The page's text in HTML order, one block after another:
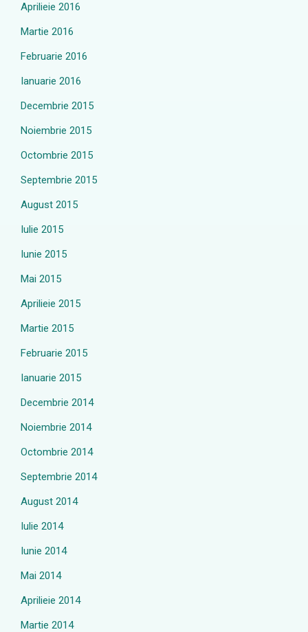
Aprilieie 2016
Martie 2016
Februarie 2016
Ianuarie 2016
Decembrie 2015
Noiembrie 2015
Octombrie 2015
Septembrie 2015
August 2015
Iulie 2015
Iunie 2015
Mai 2015
Aprilieie 2015
Martie 2015
Februarie 2015
Ianuarie 2015
Decembrie 2014
Noiembrie 2014
Octombrie 2014
Septembrie 2014
August 2014
Iulie 2014
Iunie 2014
Mai 2014
Aprilieie 2014
Martie 2014